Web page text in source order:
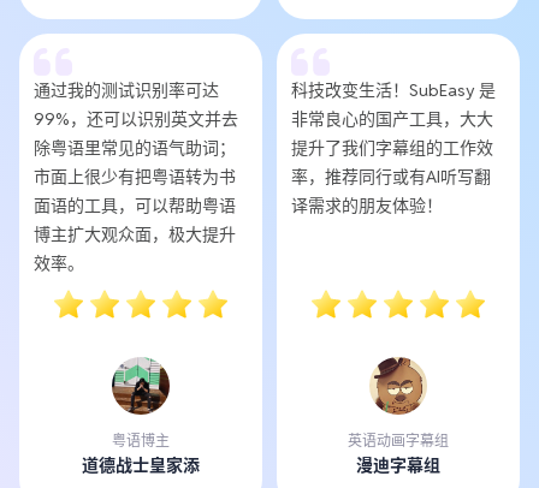
通过我的测试识别率可达
99%，还可以识别英文并去
除粤语里常见的语气助词；
市面上很少有把粤语转为书
面语的工具，可以帮助粤语
博主扩大观众面，极大提升
效率。
粤语博主
道德战士皇家添
科技改变生活！SubEasy 是
非常良心的国产工具，大大
提升了我们字幕组的工作效
率，推荐同行或有AI听写翻
译需求的朋友体验！
英语动画字幕组
漫迪字幕组